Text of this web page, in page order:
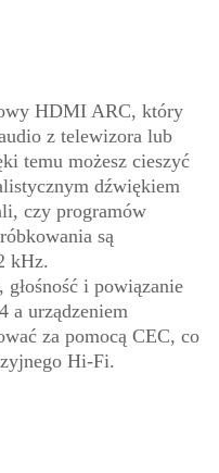
HDMI ARC, który
z telewizora lub
temu możesz cieszyć
dźwiękiem
czy programów
są
kHz.
głośność i powiązanie
a urządzeniem
za pomocą CEC, co
Hi-Fi.